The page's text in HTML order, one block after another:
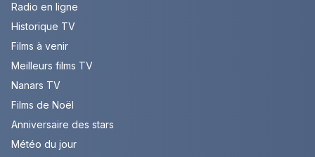
Radio en ligne
Historique TV
Films à venir
Meilleurs films TV
Nanars TV
Films de Noël
Anniversaire des stars
Météo du jour